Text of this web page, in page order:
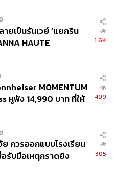
าศาสตร์ วิจัย และ
ตราจารย์
257
ยเป็นรันเวย์ ‘แยกริน
HAUTE
1.6K
MOMENTUM
หูฟัง 14,990 บาท ที่ให้
499
ย ควรออกแบบโรงเรียน
อรับมือเหตุกราดยิง
305